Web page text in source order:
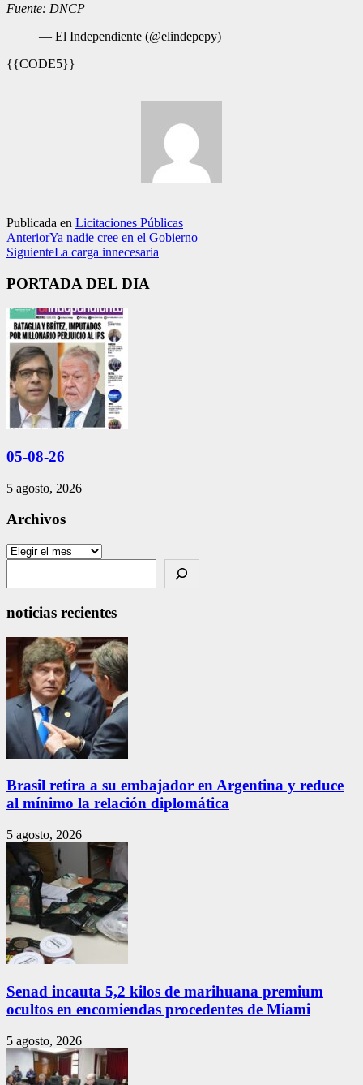
Fuente: DNCP
— El Independiente (@elindepepy)
{{CODE5}}
Publicada en Licitaciones Públicas
AnteriorYa nadie cree en el Gobierno
SiguienteLa carga innecesaria
PORTADA DEL DIA
05-08-26
5 agosto, 2026
Archivos
Archivos
noticias recientes
Brasil retira a su embajador en Argentina y reduce
al mínimo la relación diplomática
5 agosto, 2026
Senad incauta 5,2 kilos de marihuana premium
ocultos en encomiendas procedentes de Miami
5 agosto, 2026